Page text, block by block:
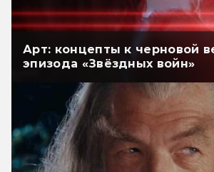
Арт: концепты к черновой
эпизода «Звёздных войн»